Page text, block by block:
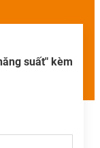
suất" kèm